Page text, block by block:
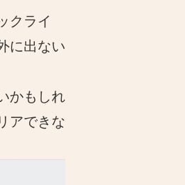
クライ
に出ない
かもしれ
アできな